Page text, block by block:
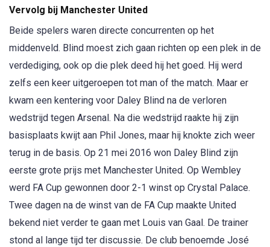
Vervolg bij Manchester United
Beide spelers waren directe concurrenten op het
middenveld. Blind moest zich gaan richten op een plek in de
verdediging, ook op die plek deed hij het goed. Hij werd
zelfs een keer uitgeroepen tot man of the match. Maar er
kwam een kentering voor Daley Blind na de verloren
wedstrijd tegen Arsenal. Na die wedstrijd raakte hij zijn
basisplaats kwijt aan Phil Jones, maar hij knokte zich weer
terug in de basis. Op 21 mei 2016 won Daley Blind zijn
eerste grote prijs met Manchester United. Op Wembley
werd FA Cup gewonnen door 2-1 winst op Crystal Palace.
Twee dagen na de winst van de FA Cup maakte United
bekend niet verder te gaan met Louis van Gaal. De trainer
stond al lange tijd ter discussie. De club benoemde José